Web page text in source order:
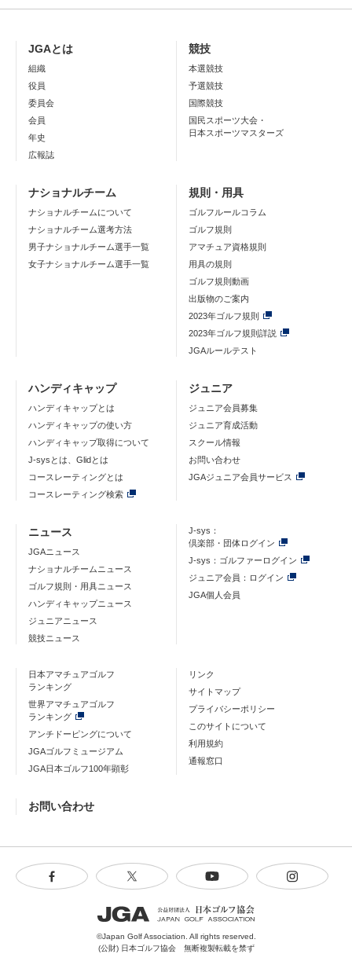
JGAとは
組織
役員
委員会
会員
年史
広報誌
競技
本選競技
予選競技
国際競技
国民スポーツ大会・
日本スポーツマスターズ
ナショナルチーム
ナショナルチームについて
ナショナルチーム選考方法
男子ナショナルチーム選手一覧
女子ナショナルチーム選手一覧
規則・用具
ゴルフルールコラム
ゴルフ規則
アマチュア資格規則
用具の規則
ゴルフ規則動画
出版物のご案内
2023年ゴルフ規則
2023年ゴルフ規則詳説
JGAルールテスト
ハンディキャップ
ハンディキャップとは
ハンディキャップの使い方
ハンディキャップ取得について
J-sysとは、Glidとは
コースレーティングとは
コースレーティング検索
ジュニア
ジュニア会員募集
ジュニア育成活動
スクール情報
お問い合わせ
JGAジュニア会員サービス
ニュース
JGAニュース
ナショナルチームニュース
ゴルフ規則・用具ニュース
ハンディキャップニュース
ジュニアニュース
競技ニュース
J-sys：
倶楽部・団体ログイン
J-sys：ゴルファーログイン
ジュニア会員：ログイン
JGA個人会員
日本アマチュアゴルフ
ランキング
世界アマチュアゴルフ
ランキング
アンチドーピングについて
JGAゴルフミュージアム
JGA日本ゴルフ100年顕彰
リンク
サイトマップ
プライバシーポリシー
このサイトについて
利用規約
通報窓口
お問い合わせ
©Japan Golf Association. All rights reserved.
(公財) 日本ゴルフ協会 無断複製転載を禁ず